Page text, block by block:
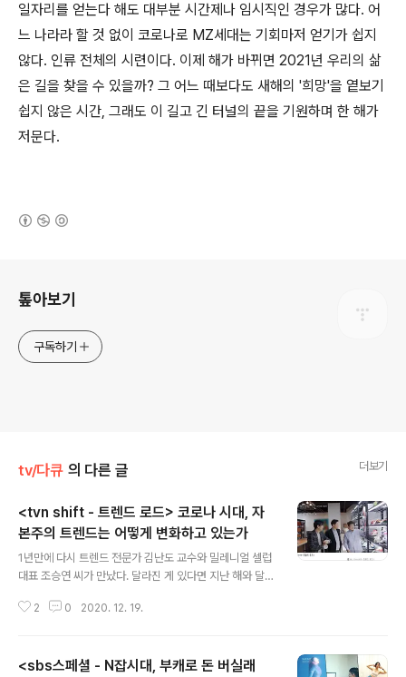
일자리를 얻는다 해도 대부분 시간제나 임시직인 경우가 많다. 어
느 나라라 할 것 없이 코로나로 MZ세대는 기회마저 얻기가 쉽지
않다. 인류 전체의 시련이다. 이제 해가 바뀌면 2021년 우리의 삶
은 길을 찾을 수 있을까? 그 어느 때보다도 새해의 '희망'을 옅보기
쉽지 않은 시간, 그래도 이 길고 긴 터널의 끝을 기원하며 한 해가
저문다.
톺아보기
구독하기
tv/다큐 의 다른 글 더보기
<tvn shift - 트렌드 로드> 코로나 시대, 자
본주의 트렌드는 어떻게 변화하고 있는가
1년만에 다시 트렌드 전문가 김난도 교수와 밀레니얼 셀럽
대표 조승연 씨가 만났다. 달라진 게 있다면 지난 해와 달리
서 '격리'의 소회가 빠지지 않는다. 11월 24일부터 시작된
부작을 방영한다. 무엇보다 코로나로 인해 우리 시대의 소
2 0 2020. 12. 19.
<sbs스페셜 - N잡시대, 부캐로 돈 버실래